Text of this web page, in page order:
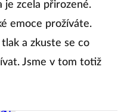
je zcela přirozené.
emoce prožíváte.
a zkuste se co
Jsme v tom totiž